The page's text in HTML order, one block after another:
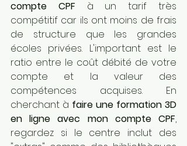
compte CPF à un tarif très
compétitif car ils ont moins de frais
de structure que les grandes
écoles privées. L'important est le
ratio entre le coût débité de votre
compte et la valeur des
compétences acquises. En
cherchant à faire une formation 3D
en ligne avec mon compte CPF,
regardez si le centre inclut des